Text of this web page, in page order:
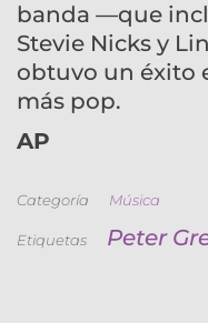
banda —que
Stevie Nicks y
obtuvo un éxito
más pop.
AP
Categoría Música
Etiquetas Peter